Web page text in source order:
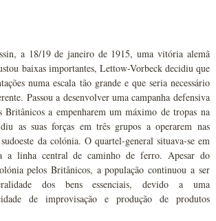
a 18/19 de janeiro de 1915, uma vitória alemã
baixas importantes, Lettow-Vorbeck decidiu que
numa escala tão grande e que seria necessário
Passou a desenvolver uma campanha defensiva
Britânicos a empenharem um máximo de tropas na
as suas forças em três grupos a operarem nas
da colónia. O quartel-general situava-se em
a linha central de caminho de ferro. Apesar do
pelos Britânicos, a população continuou a ser
dos bens essenciais, devido a uma
de improvisação e produção de produtos